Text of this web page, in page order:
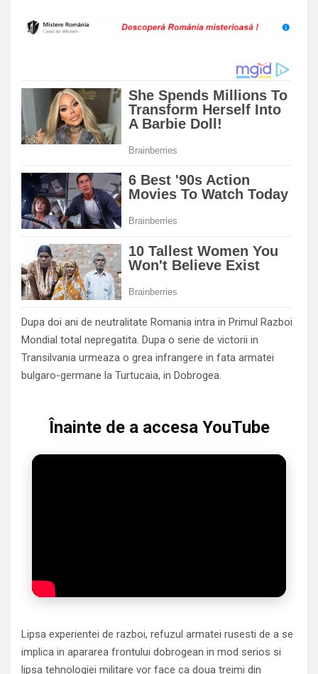
Dupa doi ani de neutralitate Romania intra in Primul Razboi
Mondial total nepregatita. Dupa o serie de victorii in
Transilvania urmeaza o grea infrangere in fata armatei
bulgaro-germane la Turtucaia, in Dobrogea.
Înainte de a accesa YouTube
Lipsa experientei de razboi, refuzul armatei rusesti de a se
implica in apararea frontului dobrogean in mod serios si
lipsa tehnologiei militare vor face ca doua treimi din